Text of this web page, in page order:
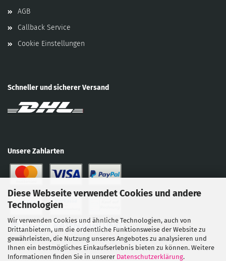
Diese Webseite verwendet Cookies und andere
Technologien
Wir verwenden Cookies und ähnliche Technologien, auch von
Drittanbietern, um die ordentliche Funktionsweise der Website zu
gewährleisten, die Nutzung unseres Angebotes zu analysieren und
Ihnen ein bestmögliches Einkaufserlebnis bieten zu können. Weitere
Informationen finden Sie in unserer Datenschutzerklärung.
AGB
Callback Service
Cookie Einstellungen
Schneller und sicherer Versand
Unsere Zahlarten